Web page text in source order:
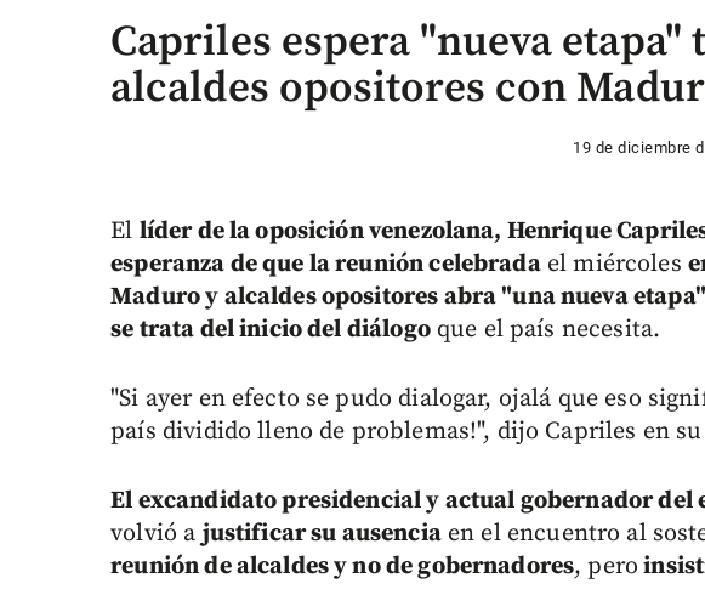
Capriles espera "nueva
alcaldes opositores con
19 de diciembre
El líder de la oposición venezolana, Henrique
esperanza de que la reunión celebradael miércoles
Maduro y alcaldes opositores abra "una nueva etapa"
se trata del inicio del diálogoque el país necesita.
"Si ayer en efecto se pudo dialogar, ojalá que eso
país dividido lleno de problemas!", dijo Capriles en
El excandidato presidencial y actual gobernador del
volvió a justificar su ausenciaen el encuentro al
reunión de alcaldes y no de gobernadores, pero